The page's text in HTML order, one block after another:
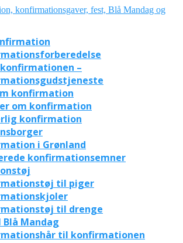
–
konfirmation
om konfirmation
konfirmation
i Grønland
konfirmationsemner
til piger
til drenge
Mandag
til konfirmationen